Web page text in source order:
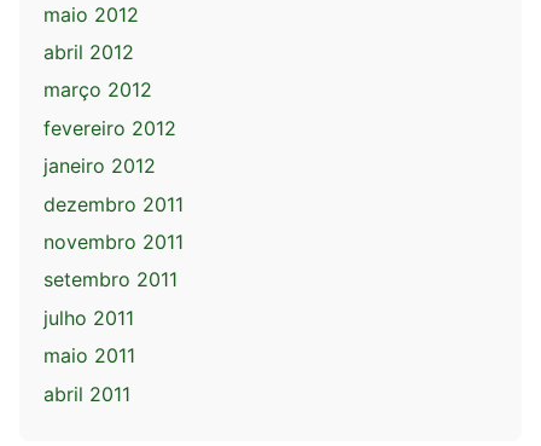
maio 2012
abril 2012
março 2012
fevereiro 2012
janeiro 2012
dezembro 2011
novembro 2011
setembro 2011
julho 2011
maio 2011
abril 2011